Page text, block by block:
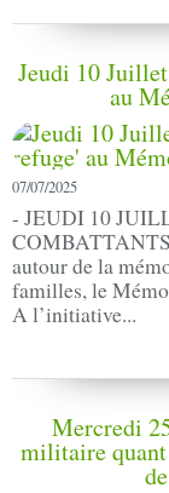
Jeudi 10
au
07/07/2025
- JEUDI 10
autour de la
familles, le
A l’initiative...
Mercredi
militaire